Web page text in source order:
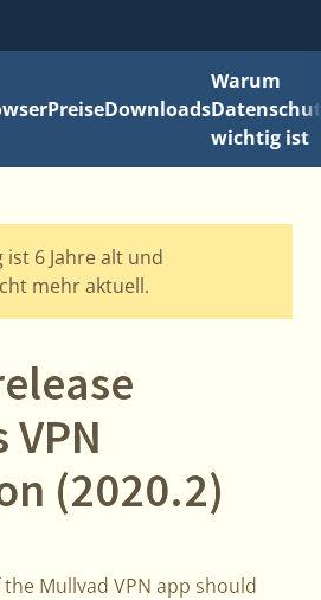
PreiseDownloads
Warum
wichtig ist
6 Jahre alt und
mehr aktuell.
(2020.2)
Mullvad VPN app should